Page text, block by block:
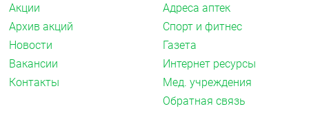
Акции
Архив акций
Новости
Вакансии
Контакты
Адреса аптек
Спорт и фитнес
Газета
Интернет ресурсы
Мед. учреждения
Обратная связь